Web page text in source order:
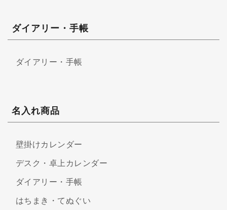
ダイアリー・手帳
ダイアリー・手帳
名入れ商品
壁掛けカレンダー
デスク・卓上カレンダー
ダイアリー・手帳
はちまき・てぬぐい